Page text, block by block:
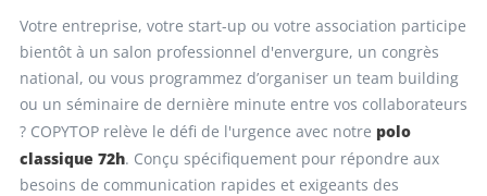
Votre entreprise, votre start-up ou votre association participe
bientôt à un salon professionnel d'envergure, un congrès
national, ou vous programmez d’organiser un team building
ou un séminaire de dernière minute entre vos collaborateurs
? COPYTOP relève le défi de l'urgence avec notre polo
classique 72h. Conçu spécifiquement pour répondre aux
besoins de communication rapides et exigeants des